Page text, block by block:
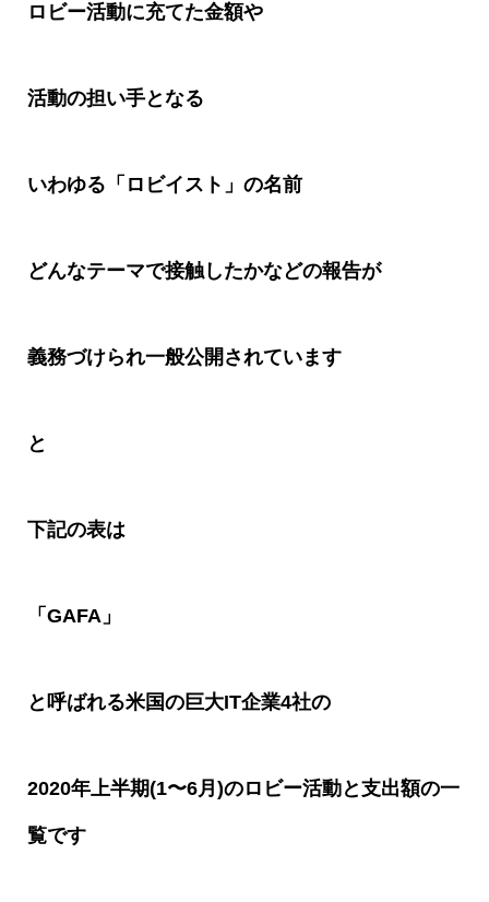
ロビー活動に充てた金額や
活動の担い手となる
いわゆる「ロビイスト」の名前
どんなテーマで接触したかなどの報告が
義務づけられ一般公開されています
と
下記の表は
「 GAFA」
と呼ばれる米国の巨大IT企業4社の
2020年上半期(1〜6月 )のロビー活動と支出額の一
覧です